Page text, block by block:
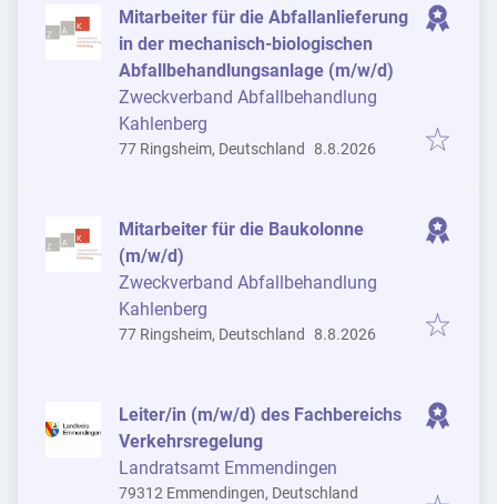
Mitarbeiter für die Abfallanlieferung
in der mechanisch-biologischen
Abfallbehandlungsanlage (m/w/d)
Zweckverband Abfallbehandlung
Kahlenberg
77 Ringsheim, Deutschland Veröffentlicht
8.8.2026
Mitarbeiter für die Baukolonne
(m/w/d)
Zweckverband Abfallbehandlung
Kahlenberg
77 Ringsheim, Deutschland Veröffentlicht
8.8.2026
Leiter/in (m/w/d) des Fachbereichs
Verkehrsregelung
Landratsamt Emmendingen
79312 Emmendingen, Deutschland